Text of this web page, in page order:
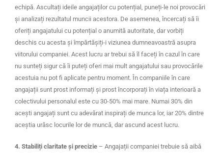
echipă. Ascultați ideile angajaților cu potențial, puneți-le noi provocări
și analizați rezultatul muncii acestora. De asemenea, încercați să îi
oferiți angajatului cu potențial o anumită autoritate, dar vorbiți
deschis cu acesta și împărtășiți-i viziunea dumneavoastră asupra
viitorului companiei. Acest lucru ar trebui să îl faceți în cazul în care
nu sunteți sigur că îi puteți oferi mai mult angajatului sau provocările
acestuia nu pot fi aplicate pentru moment. În companiile în care
angajații sunt prost informați și prost încorporați în viața interioară a
colectivului personalul este cu 30-50% mai mare. Numai 30% din
acești angajați sunt cu adevărat inspirați de munca lor, iar 20% dintre
aceștia urăsc locurile lor de muncă, dar ascund acest lucru.
4. Stabiliți claritate și precizie – Angajații companiei trebuie să aibă